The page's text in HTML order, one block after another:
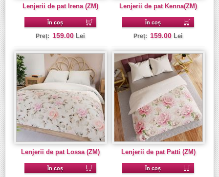
Lenjerii de pat Irena (ZM)
În coș
Preț: 159.00 Lei
Lenjerii de pat Kenna(ZM)
În coș
Preț: 159.00 Lei
Lenjerii de pat Lossa (ZM)
În coș
Lenjerii de pat Patti (ZM)
În coș